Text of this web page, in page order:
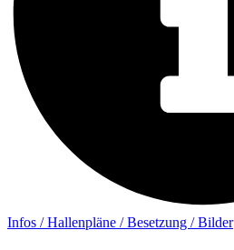
Infos / Hallenpläne / Besetzung / Bilder